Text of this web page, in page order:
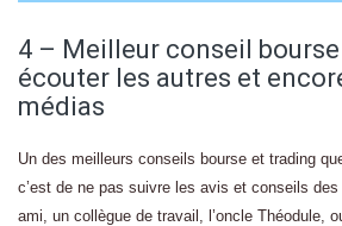
4 – Meilleur conseil
écouter les autres et
médias
Un des meilleurs conseils bourse et trading
c’est de ne pas suivre les avis et conseils
ami, un collègue de travail, l’oncle Théodule,